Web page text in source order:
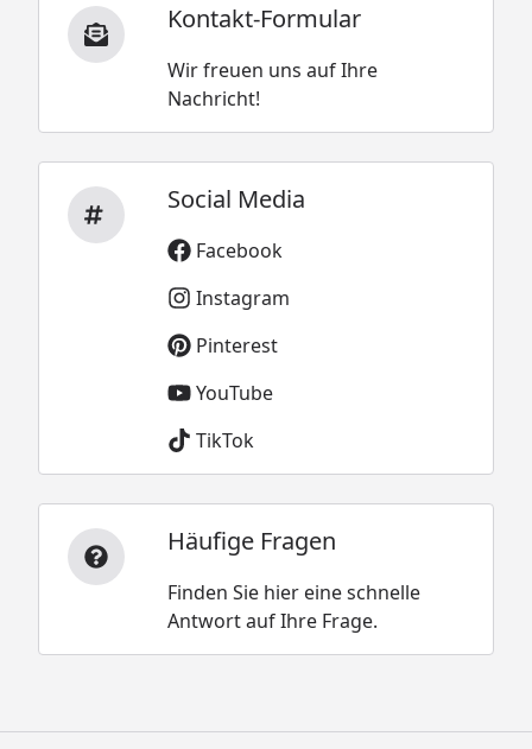
Kontakt-Formular
Wir freuen uns auf Ihre
Nachricht!
Social Media
Facebook
Instagram
Pinterest
YouTube
TikTok
Häufige Fragen
Finden Sie hier eine schnelle
Antwort auf Ihre Frage.